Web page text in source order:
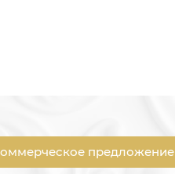
предложение